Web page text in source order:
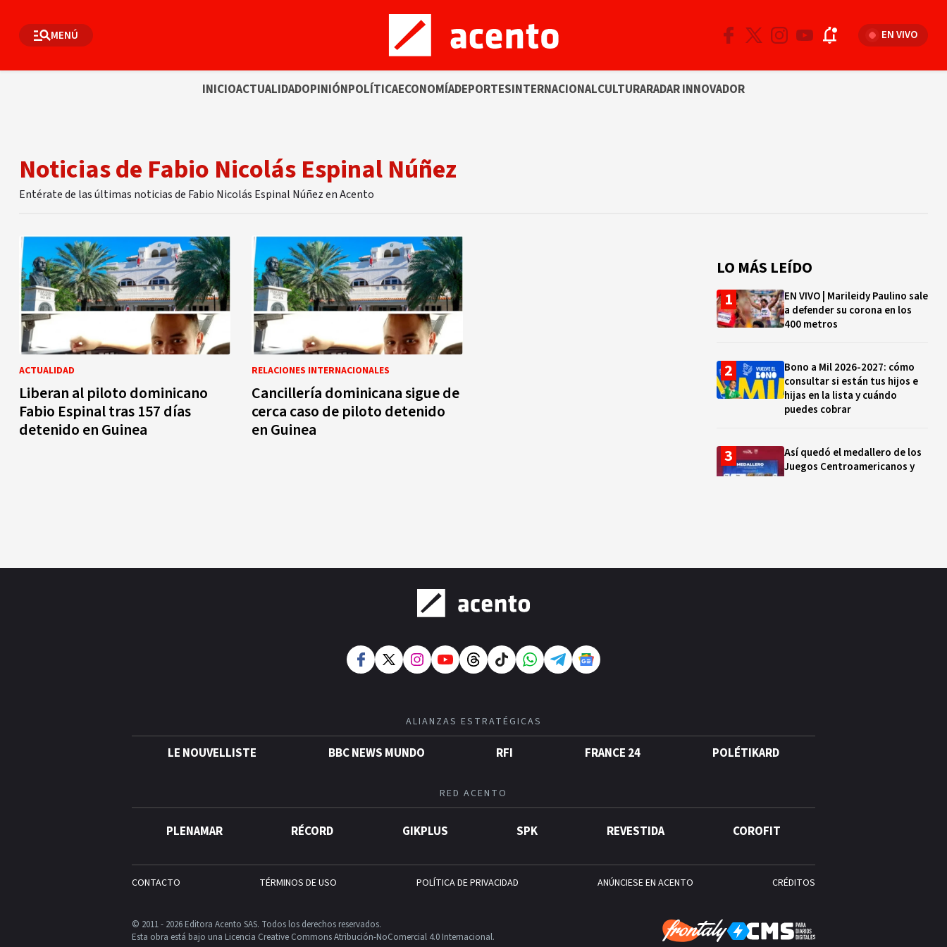
MENÚ EN VIVO
INICIOACTUALIDADOPINIÓNPOLÍTICAECONOMÍADEPORTESINTERNACIONALCULTURARADAR INNOVADOR
Noticias de Fabio Nicolás Espinal Núñez
Entérate de las últimas noticias de Fabio Nicolás Espinal Núñez en Acento
ACTUALIDAD
Liberan al piloto dominicano
Fabio Espinal tras 157 días
detenido en Guinea
RELACIONES INTERNACIONALES
Cancillería dominicana sigue de
cerca caso de piloto detenido
en Guinea
LO MÁS LEÍDO
EN VIVO | Marileidy Paulino sale
a defender su corona en los
400 metros
Bono a Mil 2026-2027: cómo
consultar si están tus hijos e
hijas en la lista y cuándo
puedes cobrar
Así quedó el medallero de los
Juegos Centroamericanos y
celebra la Iglesia católica hoy
ALIANZAS ESTRATÉGICAS
LE NOUVELLISTE BBC NEWS MUNDO RFI FRANCE 24 POLÉTIKARD
RED ACENTO
PLENAMAR RÉCORD GIKPLUS SPK REVESTIDA COROFIT
CONTACTO TÉRMINOS DE USO POLÍTICA DE PRIVACIDAD ANÚNCIESE EN ACENTO CRÉDITOS
© 2011 - 2026 Editora Acento SAS. Todos los derechos reservados.
Esta obra está bajo una Licencia Creative Commons Atribución-NoComercial 4.0 Internacional.